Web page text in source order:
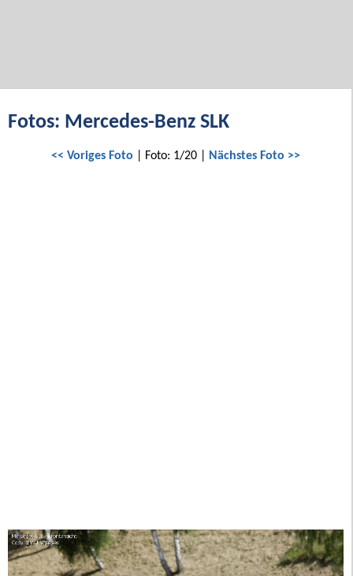
Fotos: Mercedes-Benz SLK
<< Voriges Foto | Foto: 1/20 | Nächstes Foto >>